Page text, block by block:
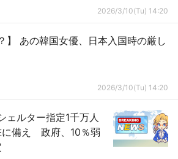
2026/3/10(Tu) 14:20
】 あの韓国女優、日本入国時の厳し
2026/3/10(Tu) 14:20
ェルター指定1千万人
に備え 政府、10％弱